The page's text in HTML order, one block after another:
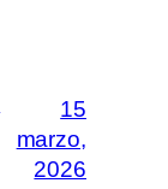
15
marzo,
2026